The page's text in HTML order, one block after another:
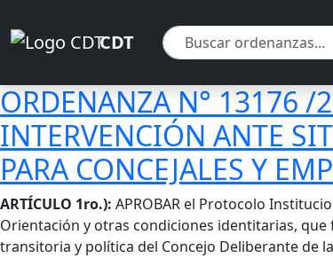
CDT
ORDENANZA N° 13176 /
INTERVENCIÓN ANTE
PARA CONCEJALES Y
Cuerpo
ARTÍCULO 1ro.): APROBAR el Protocolo
Orientación y otras condiciones identitarias,
transitoria y política del Concejo Deliberante de